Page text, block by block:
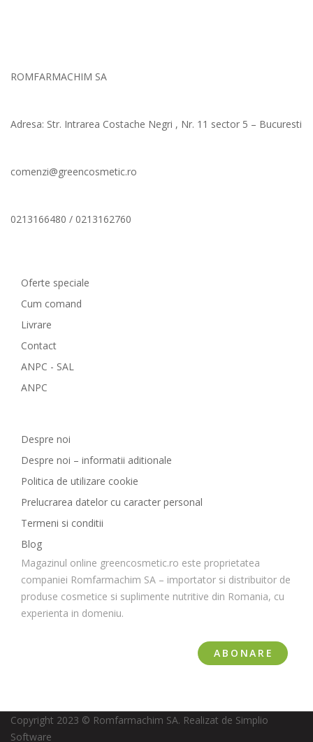
ROMFARMACHIM SA
Adresa: Str. Intrarea Costache Negri , Nr. 11 sector 5 – Bucuresti
comenzi@greencosmetic.ro
0213166480 / 0213162760
Oferte speciale
Cum comand
Livrare
Contact
ANPC - SAL
ANPC
Despre noi
Despre noi – informatii aditionale
Politica de utilizare cookie
Prelucrarea datelor cu caracter personal
Termeni si conditii
Blog
Magazinul online greencosmetic.ro este proprietatea
companiei Romfarmachim SA – importator si distribuitor de
produse cosmetice si suplimente nutritive din Romania, cu
experienta in domeniu.
ABONARE
Copyright 2023 © Romfarmachim SA. Realizat de Simplio
Software